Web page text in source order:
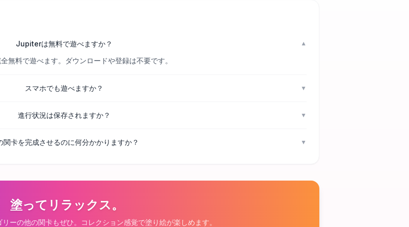
Jupiterは無料で遊べますか？ ▼
料で遊べます。ダウンロードや登録は不要です。
スマホでも遊べますか？ ▼
進行状況は保存されますか？ ▼
関卡を完成させるのに何分かかりますか？ ▼
塗ってリラックス。
ーの他の関卡もぜひ。コレクション感覚で塗り絵が楽しめます。